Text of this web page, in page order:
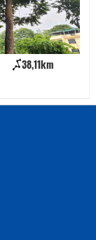
38,11km